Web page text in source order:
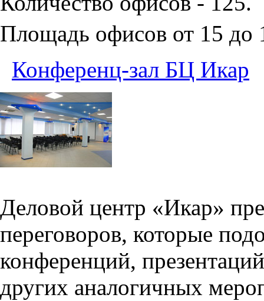
Площадь офисов от 15 до
Конференц-зал БЦ Икар
Деловой центр «Икар»
переговоров, которые
конференций,
других аналогичных